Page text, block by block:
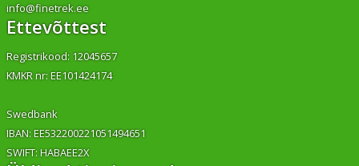
info@finetrek.ee
Ettevõttest
Registrikood: 12045657
KMKR nr: EE101424174
Swedbank
IBAN: EE532200221051494651
SWIFT: HABAEE2X